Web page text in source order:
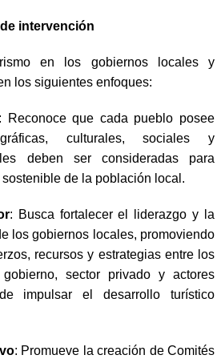
intervención
en los gobiernos locales y
los siguientes enfoques:
: Reconoce que cada pueblo posee
culturales, sociales y
deben ser consideradas para
de la población local.
: Busca fortalecer el liderazgo y la
los gobiernos locales, promoviendo
recursos y estrategias entre los
sector privado y actores
impulsar el desarrollo turístico
: Promueve la creación de Comités